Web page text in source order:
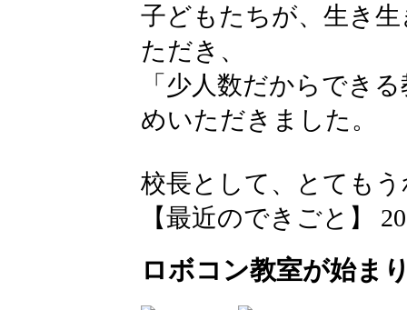
子どもたちが、生き
ただき、
「少人数だからでき
めいただきました。
校長として、とても
【最近のできごと】
ロボコン教室が始ま